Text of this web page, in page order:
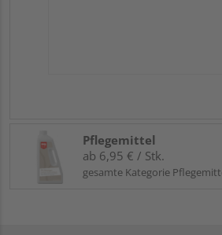
Pflegemittel
ab 6,95 € / Stk.
gesamte Kategorie